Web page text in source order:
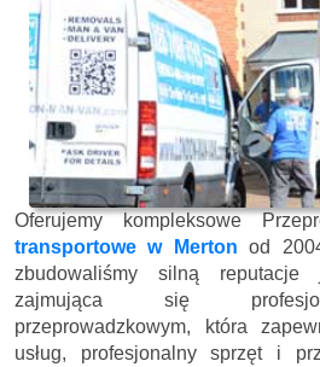
Oferujemy kompleksowe
transportowe w Merton od
zbudowaliśmy silną reputacje
zajmująca się
przeprowadzkowym, która
usług, profesjonalny sprzęt i